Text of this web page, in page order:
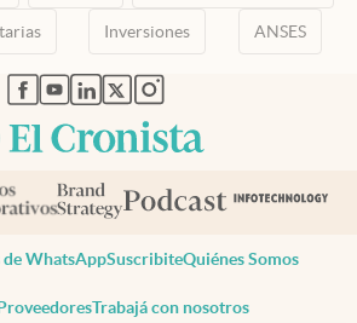
Inversiones ANSES
abre en nueva pestaña
abre en nueva pestaña
abre en nueva pestaña
abre en nueva pestaña
abre en nueva pestaña
de WhatsAppSuscribiteQuiénes Somos
Trabajá con nosotros